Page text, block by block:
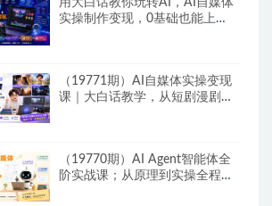
用大白话教你玩转AI，AI自媒体
实操制作变现，0基础也能上
（19771期）AI自媒体实操变现
课｜大白话教学，从短剧漫剧到
（19770期）AI Agent智能体全
阶实战课；从原理到实操全程手